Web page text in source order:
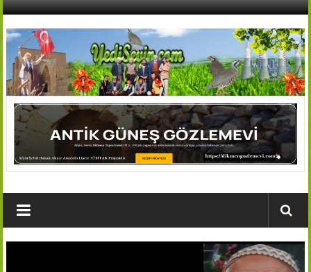
İçeriğe
AFŞİN
YEDİSEVİN
HABER
Köyleri